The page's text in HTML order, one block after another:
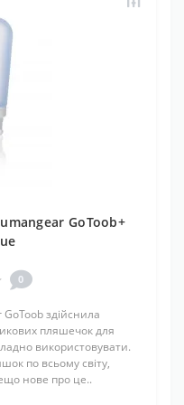
GoToob+
0
здійснила
пляшечок для
використовувати.
по всьому світу,
нове про це..